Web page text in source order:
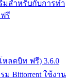
ริมสำหรับกับการทำ
รี
หลดบิท ฟรี) 3.6.0
ม Bittorrent ใช้งาน